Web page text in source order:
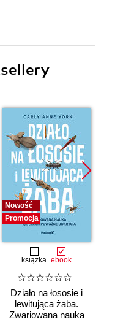
Nowość
Promocja
książka ebook
Działo na łososie i
lewitująca żaba.
Zwariowana nauka